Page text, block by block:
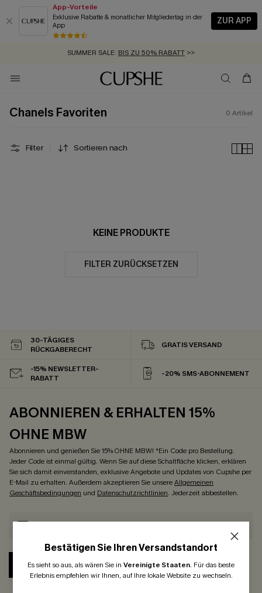
App-Vorteile
Exklusive Rabatte & monatlicher Mitgliedertag in der
App
ZUR APP
GRATIS MASSBAND MIT JEDEM SCHNELLVERSAND-ARTIKEL >>
SUMMER SALE: BIS ZU 50% RABATT >>
ZUM NEWSLETTER:BIS ZU -20% EXTRA ERHALTEN
KOSTENLOSER VERSAND AB 89 €
Chanels Favoriten 0 Artikel
Filter Sortieren nach
KEINE PRODUKTE
FILTER ZURÜCKSETZEN
Bestätigen Sie Ihren Versandstandort
Es sieht so aus, als wären Sie in Vereinigte Staaten. Für das beste
Erlebnis empfehlen wir Ihnen, auf Ihre lokale Website zu wechseln.
30-TÄGIGES
RÜCKGABERECHT
GRATIS VERSAND
-15% NEWSLETTER-
RABATT
-20% SMS-ABONNEMENT
ABONNIEREN & ERHALTEN 15%
OHNE MBW
Abonnieren und genießen Sie 15% OHNE MBW! *Ein Code pro Bestellung.
Jeder Code ist einmal gültig. Wenn Sie auf diese Schaltfläche klicken, erklären
Sie sich damit einverstanden, exklusive Angebote und Updates von Cupshe per
E-Mail zu erhalten. Außerdem akzeptieren Sie unsereAllgemeinen
Geschäftsbedingungen und Datenschutzrichtlinien. Jederzeit abbestellen.
ABONNIEREN